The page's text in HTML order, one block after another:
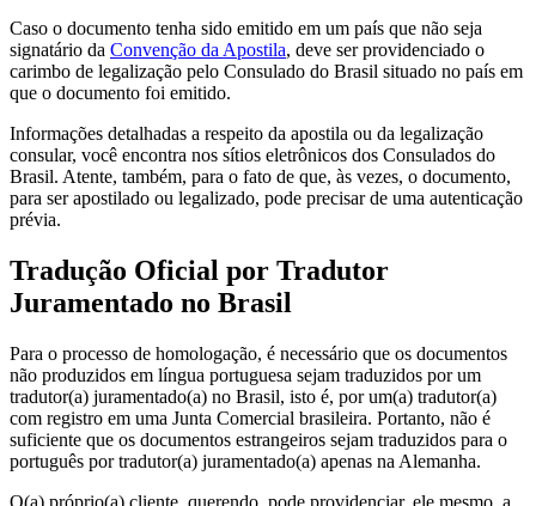
Caso o documento tenha sido emitido em um país que não seja
signatário da Convenção da Apostila, deve ser providenciado o
carimbo de legalização pelo Consulado do Brasil situado no país em
que o documento foi emitido.
Informações detalhadas a respeito da apostila ou da legalização
consular, você encontra nos sítios eletrônicos dos Consulados do
Brasil. Atente, também, para o fato de que, às vezes, o documento,
para ser apostilado ou legalizado, pode precisar de uma autenticação
prévia.
Tradução Oficial por Tradutor
Juramentado no Brasil
Para o processo de homologação, é necessário que os documentos
não produzidos em língua portuguesa sejam traduzidos por um
tradutor(a) juramentado(a) no Brasil, isto é, por um(a) tradutor(a)
com registro em uma Junta Comercial brasileira. Portanto, não é
suficiente que os documentos estrangeiros sejam traduzidos para o
português por tradutor(a) juramentado(a) apenas na Alemanha.
O(a) próprio(a) cliente, querendo, pode providenciar, ele mesmo, a